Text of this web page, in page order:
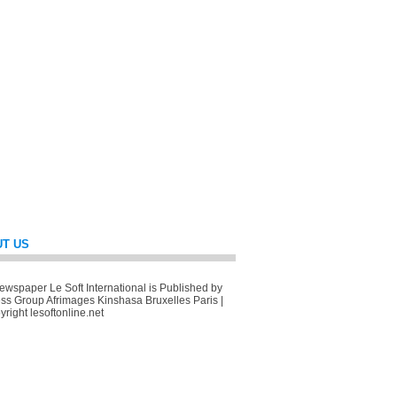
US
Le Soft International is Published by
Group Afrimages Kinshasa Bruxelles Paris |
lesoftonline.net